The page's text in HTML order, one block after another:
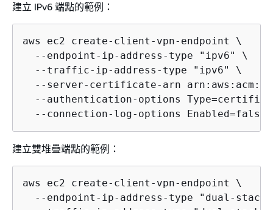
建立 IPv6 端點的範例：
aws ec2 create-client-vpn-endpoint \
  --endpoint-ip-address-type "ipv6" \
  --traffic-ip-address-type "ipv6" \
--server-certificate-arn
--authentication-options
  --connection-log-options Enabled=false
建立雙堆疊端點的範例：
aws ec2 create-client-vpn-endpoint \
--endpoint-ip-address-type "dual-